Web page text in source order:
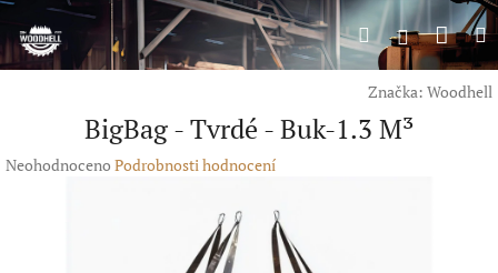
Přejít
obsah
HledatPřihlášení
Značka: Woodhell
BigBag - Tvrdé - Buk-1.3 M³
Průměrné
Neohodnoceno Podrobnosti hodnocení